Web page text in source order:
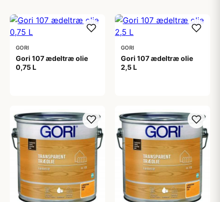
GORI
Gori 107 ædeltræ olie
0,75 L
GORI
Gori 107 ædeltræ olie
2,5 L